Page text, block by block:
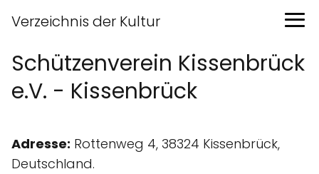
Verzeichnis der Kultur
Schützenverein Kissenbrück
e.V. - Kissenbrück
Adresse: Rottenweg 4, 38324 Kissenbrück,
Deutschland.